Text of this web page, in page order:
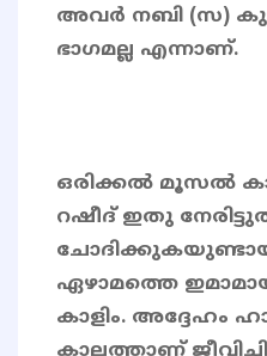
അവർ നബി (സ)
ഭാഗമല്ല എന്നാണ്.
ഒരിക്കൽ മൂസൽ
റഷീദ് ഇതു
ഏഴാമത്തെ
കാളിം. അദ്ദേഹം